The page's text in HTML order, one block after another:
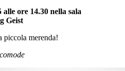
ore 14.30 nella sala
Geist
piccola merenda!